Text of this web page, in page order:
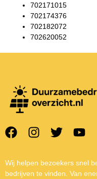
702171015
702174376
702182072
702620052
Wij helpen bezoekers snel
bedrijven te vinden. Van